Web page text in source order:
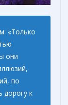
«Только
они
по
дорогу к